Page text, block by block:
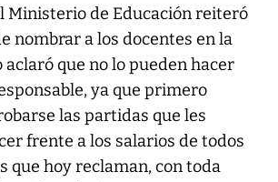
Ministerio de Educación reiteró
nombrar a los docentes en la
que no lo pueden hacer
ya que primero
las partidas que les
frente a los salarios de todos
que hoy reclaman, con toda